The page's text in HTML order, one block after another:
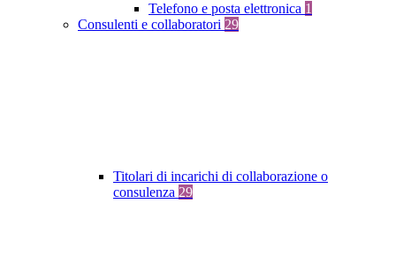
Telefono e posta elettronica 1
Consulenti e collaboratori 29
Titolari di incarichi di collaborazione o
consulenza 29